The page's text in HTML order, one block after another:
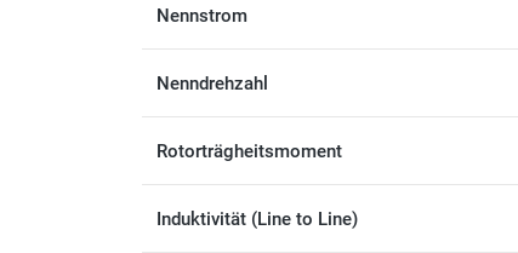
Nennstrom
Nenndrehzahl
Rotorträgheitsmoment
Induktivität (Line to Line)